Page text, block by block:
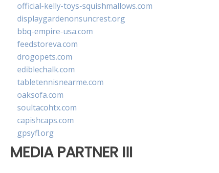
official-kelly-toys-squishmallows.com
displaygardenonsuncrest.org
bbq-empire-usa.com
feedstoreva.com
drogopets.com
ediblechalk.com
tabletennisnearme.com
oaksofa.com
soultacohtx.com
capishcaps.com
gpsyfl.org
MEDIA PARTNER III